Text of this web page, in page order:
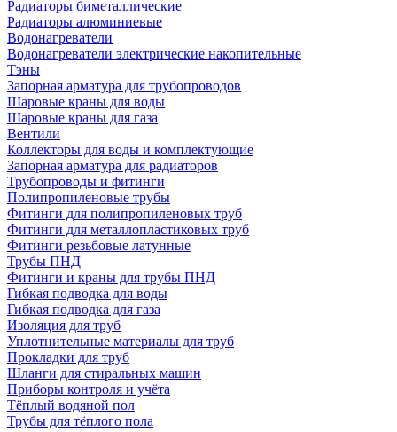
Радиаторы биметаллические
Радиаторы алюминиевые
Водонагреватели
Водонагреватели электрические накопительные
Тэны
Запорная арматура для трубопроводов
Шаровые краны для воды
Шаровые краны для газа
Вентили
Коллекторы для воды и комплектующие
Запорная арматура для радиаторов
Трубопроводы и фитинги
Полипропиленовые трубы
Фитинги для полипропиленовых труб
Фитинги для металлопластиковых труб
Фитинги резьбовые латунные
Трубы ПНД
Фитинги и краны для трубы ПНД
Гибкая подводка для воды
Гибкая подводка для газа
Изоляция для труб
Уплотнительные материалы для труб
Прокладки для труб
Шланги для стиральных машин
Приборы контроля и учёта
Тёплый водяной пол
Трубы для тёплого пола